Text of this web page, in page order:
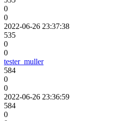
0
0
2022-06-26 23:37:38
535
0
0
tester_muller
584
0
0
2022-06-26 23:36:59
584
0